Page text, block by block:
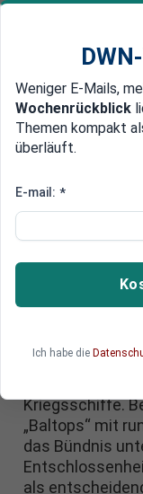
Newsticker
Edelmetalle
warnt vor
Kriegsschiffe.
„Baltops“ mit
das Bündnis
als
Weniger E-Mails,
Wochenrückblick
Themen kompakt
überläuft.
E-mail: *
Ich habe die